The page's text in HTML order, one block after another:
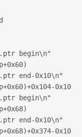
begin\n"
end-0x10\n"
0x10
begin\n"
end-0x10\n"
0x10